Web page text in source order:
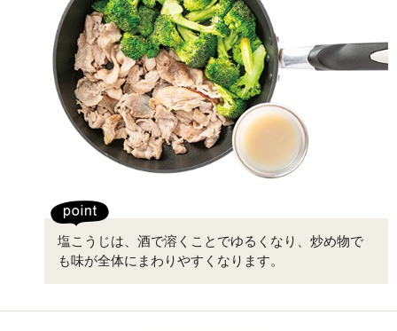
塩こうじは、酒で溶くことでゆるくなり、炒め物で
も味が全体にまわりやすくなります。